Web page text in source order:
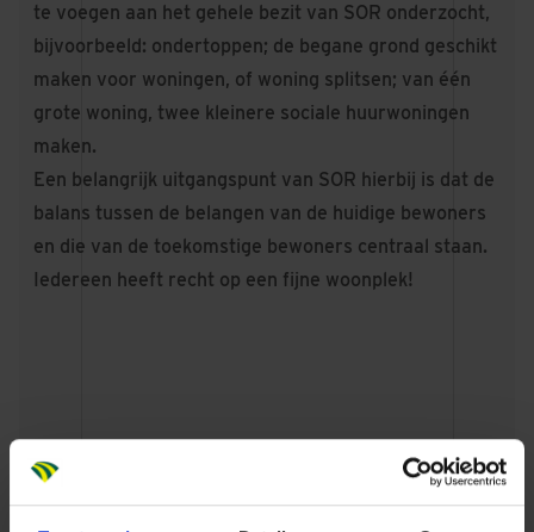
te voegen aan het gehele bezit van SOR onderzocht,
bijvoorbeeld: ondertoppen; de begane grond geschikt
maken voor woningen, of woning splitsen; van één
grote woning, twee kleinere sociale huurwoningen
maken.
Een belangrijk uitgangspunt van SOR hierbij is dat de
balans tussen de belangen van de huidige bewoners
en die van de toekomstige bewoners centraal staan.
Iedereen heeft recht op een fijne woonplek!
Vragen? Onze specialisten helpen je graag!